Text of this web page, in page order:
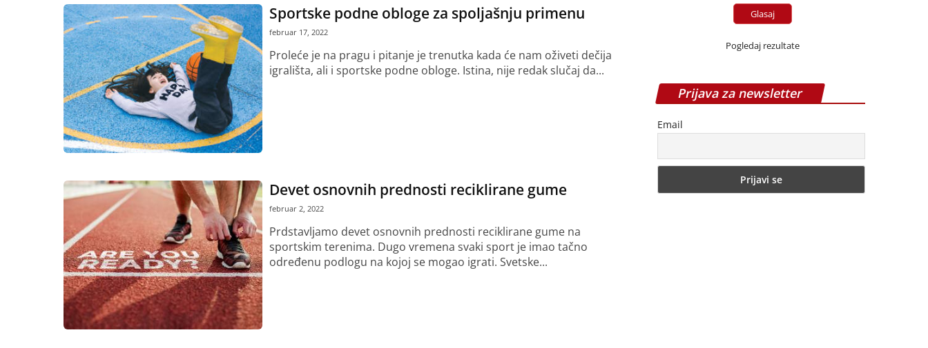
Sportske podne obloge za spoljašnju primenu
februar 17, 2022
Proleće je na pragu i pitanje je trenutka kada će nam oživeti dečija
igrališta, ali i sportske podne obloge. Istina, nije redak slučaj da...
Devet osnovnih prednosti reciklirane gume
februar 2, 2022
Prdstavljamo devet osnovnih prednosti reciklirane gume na
sportskim terenima. Dugo vremena svaki sport je imao tačno
određenu podlogu na kojoj se mogao igrati. Svetske...
Pogledaj rezultate
Prijava za newsletter
Email